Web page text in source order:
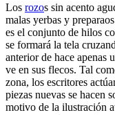
Los rozos sin acento
malas yerbas y
es el conjunto de hilos
se formará la tela
anterior de hace apenas
ve en sus flecos. Tal
zona, los escritores
piezas nuevas se hacen
motivo de la ilustración